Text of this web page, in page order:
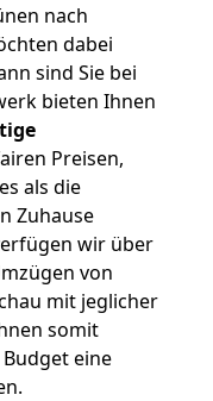
nach
dabei
sind Sie bei
bieten Ihnen
Preisen,
als die
Zuhause
wir über
von
mit jeglicher
somit
eine